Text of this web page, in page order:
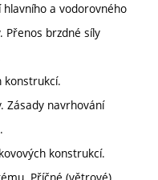
a vodorovného
Přenos brzdné síly
konstrukcí.
Zásady navrhování
konstrukcí.